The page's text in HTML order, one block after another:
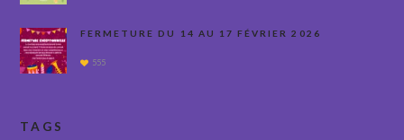
FERMETURE DU 14 AU 17 FÉVRIER 2026
555
TAGS